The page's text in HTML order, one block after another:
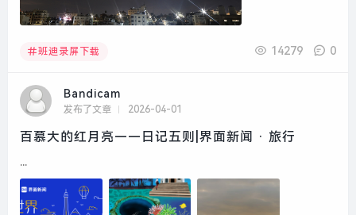
班迪录屏下载 14279 0
Bandicam
发布了文章 2026-04-01
百慕大的红月亮——日记五则|界面新闻 · 旅行
...